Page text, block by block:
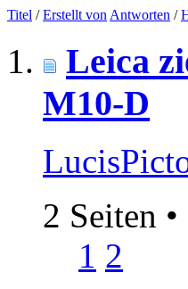
Titel /Erstellt von Antworten /
Leica
M10-D
2 Seiten •
1 2